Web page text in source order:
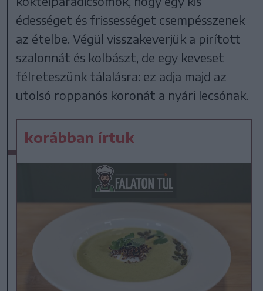
édességet és frissességet csempésszenek
az ételbe. Végül visszakeverjük a pirított
szalonnát és kolbászt, de egy keveset
félreteszünk tálalásra: ez adja majd az
utolsó roppanós koronát a nyári lecsónak.
korábban írtuk